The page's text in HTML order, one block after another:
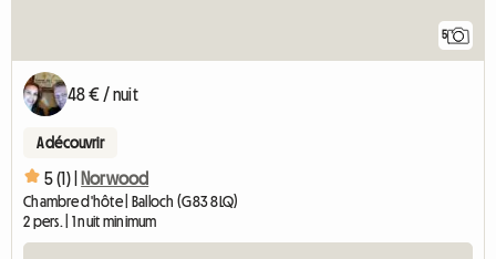
5
48 € / nuit
A découvrir
5 (1) | Norwood
Chambre d'hôte | Balloch (G83 8LQ)
2 pers. | 1 nuit minimum